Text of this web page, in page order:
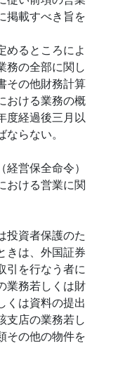
掲載すべき旨を
めるところによ
務の全部に関し
その他財務計算
おける業務の概
度経過後三月以
らない。
営保全命令）
おける営業に関
投資者保護のた
きは、外国証券
引を行なう者に
業務若しくは財
くは資料の提出
支店の業務若し
その他の物件を